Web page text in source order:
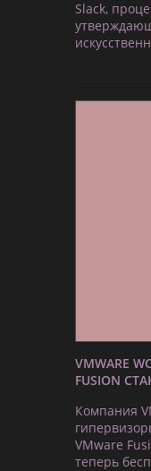
Slack,
VMWARE
FUSION
Компания
VMware
теперь